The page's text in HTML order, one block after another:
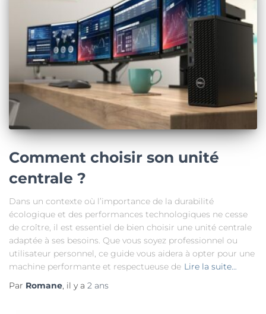
Comment choisir son unité
centrale ?
Dans un contexte où l’importance de la durabilité
écologique et des performances technologiques ne cesse
de croître, il est essentiel de bien choisir une unité centrale
adaptée à ses besoins. Que vous soyez professionnel ou
utilisateur personnel, ce guide vous aidera à opter pour une
machine performante et respectueuse de Lire la suite…
Par Romane, il y a 2 ans